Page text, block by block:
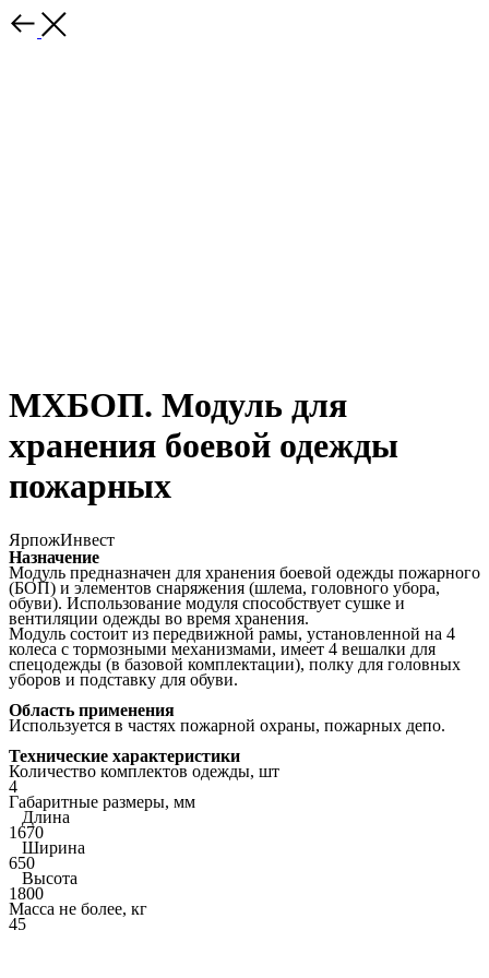
МХБОП. Модуль для
хранения боевой одежды
пожарных
ЯрпожИнвест
Назначение
Модуль предназначен для хранения боевой одежды пожарного
(БОП) и элементов снаряжения (шлема, головного убора,
обуви). Использование модуля способствует сушке и
вентиляции одежды во время хранения.
Модуль состоит из передвижной рамы, установленной на 4
колеса с тормозными механизмами, имеет 4 вешалки для
спецодежды (в базовой комплектации), полку для головных
уборов и подставку для обуви.
Область применения
Используется в частях пожарной охраны, пожарных депо.
Технические характеристики
Количество комплектов одежды, шт
4
Габаритные размеры, мм
Длина
1670
Ширина
650
Высота
1800
Масса не более, кг
45